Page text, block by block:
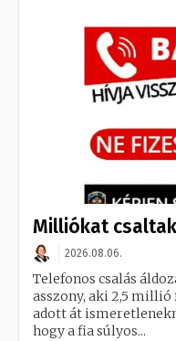
Milliókat
2026.08.06.
Telefonos csalás
asszony, aki 2,5
adott át
hogy a fia súlyos...